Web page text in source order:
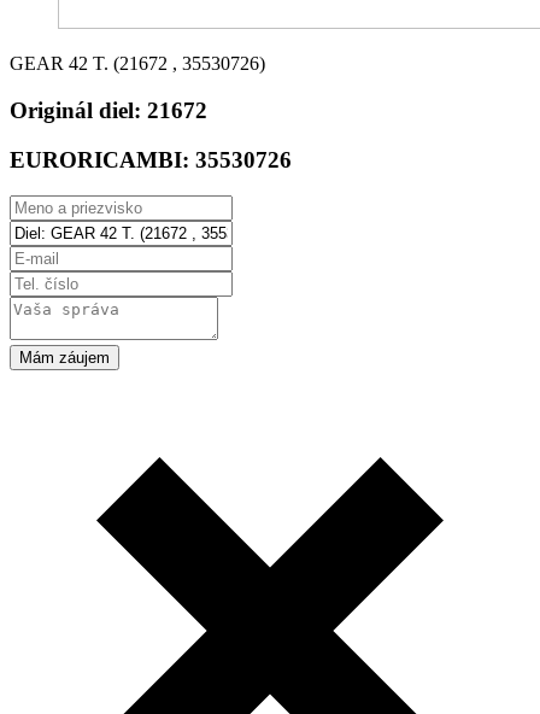
GEAR 42 T. (21672 , 35530726)
Originál diel: 21672
EURORICAMBI: 35530726
Mám záujem